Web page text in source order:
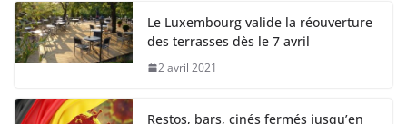
Le Luxembourg valide la réouverture
des terrasses dès le 7 avril
2 avril 2021
Restos, bars, cinés fermés jusqu’en